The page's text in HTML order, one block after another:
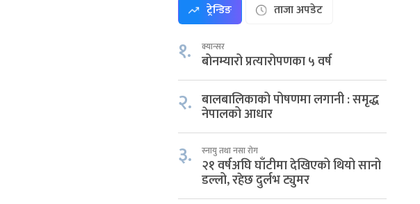
ट्रेन्डिङ ताजा अपडेट
१. क्यान्सर
बोनम्यारो प्रत्यारोपणका ५ वर्ष
२. बालबालिकाको पोषणमा लगानी : समृद्ध
नेपालको आधार
३. स्नायु तथा नसा रोग
२१ वर्षअघि घाँटीमा देखिएको थियो सानो
डल्लो, रहेछ दुर्लभ ट्युमर